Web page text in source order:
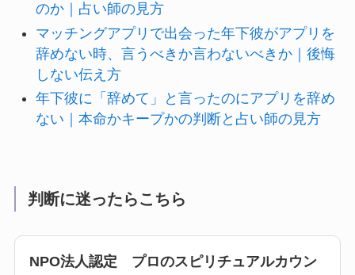
のか｜占い師の見方
マッチングアプリで出会った年下彼がアプリを
辞めない時、言うべきか言わないべきか｜後悔
しない伝え方
年下彼に「辞めて」と言ったのにアプリを辞め
ない｜本命かキープかの判断と占い師の見方
判断に迷ったらこちら
NPO法人認定 プロのスピリチュアルカウン